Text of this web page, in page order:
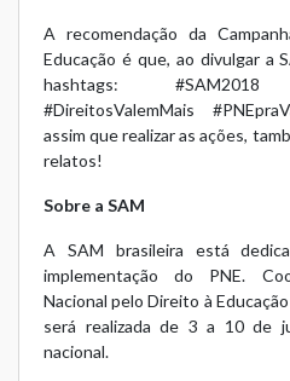
A recomendação da
Educação é que, ao divulgar a
hashtags: #SAM2018
#DireitosValemMais
assim que realizar as ações,
relatos!
Sobre a SAM
A SAM brasileira está
implementação do PNE.
Nacional pelo Direito à
será realizada de 3 a 10 de
nacional.